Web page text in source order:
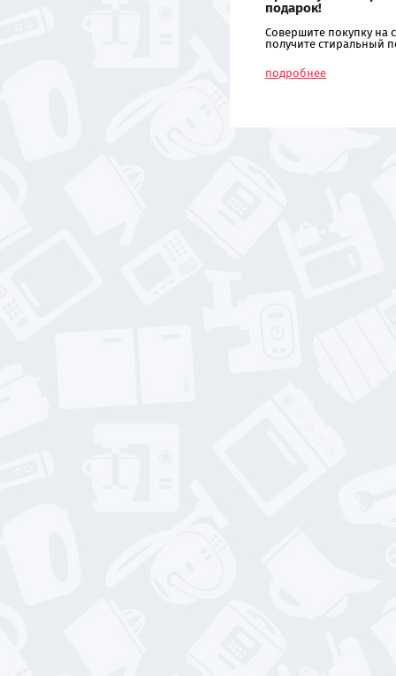
подарок!
Совершите покупку на
получите стиральный
подробнее